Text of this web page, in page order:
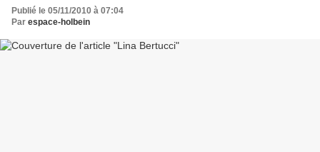
Publié le 05/11/2010 à 07:04
Par espace-holbein